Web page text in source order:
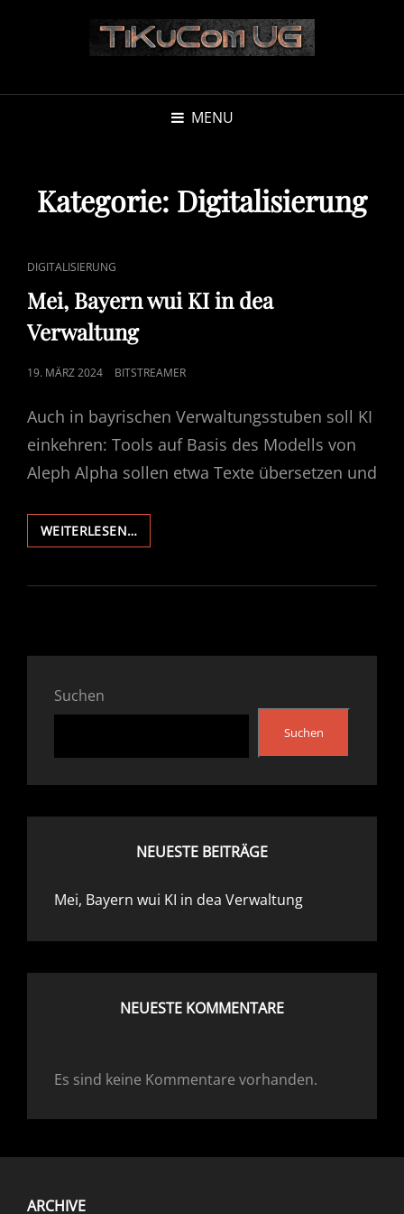
MENU
Kategorie: Digitalisierung
CAT
LINKS
DIGITALISIERUNG
Mei, Bayern wui KI in dea
Verwaltung
POSTED
19. MÄRZ 2024 BITSTREAMER
Auch in bayrischen Verwaltungsstuben soll KI
einkehren: Tools auf Basis des Modells von
Aleph Alpha sollen etwa Texte übersetzen und
WEITERLESEN…MEI,
BAYERN
KI
Suchen
Suchen
NEUESTE BEITRÄGE
Mei, Bayern wui KI in dea Verwaltung
NEUESTE KOMMENTARE
Es sind keine Kommentare vorhanden.
ARCHIVE